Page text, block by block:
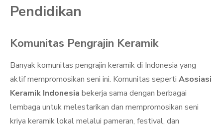
Pendidikan
Komunitas Pengrajin Keramik
Banyak komunitas pengrajin keramik di Indonesia yang
aktif mempromosikan seni ini. Komunitas seperti Asosiasi
Keramik Indonesia bekerja sama dengan berbagai
lembaga untuk melestarikan dan mempromosikan seni
kriya keramik lokal melalui pameran, festival, dan